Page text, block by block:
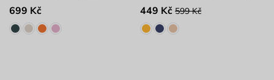
699 Kč 449 Kč 599 Kč